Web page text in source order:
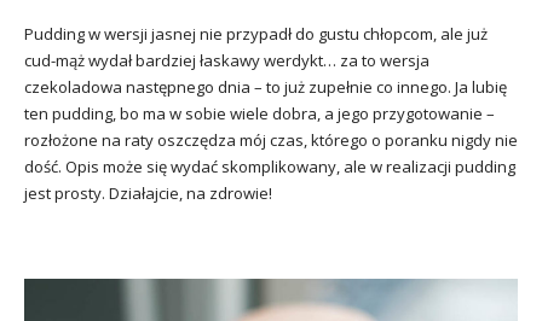
Pudding w wersji jasnej nie przypadł do gustu chłopcom, ale już
cud-mąż wydał bardziej łaskawy werdykt… za to wersja
czekoladowa następnego dnia – to już zupełnie co innego. Ja lubię
ten pudding, bo ma w sobie wiele dobra, a jego przygotowanie –
rozłożone na raty oszczędza mój czas, którego o poranku nigdy nie
dość. Opis może się wydać skomplikowany, ale w realizacji pudding
jest prosty. Działajcie, na zdrowie!